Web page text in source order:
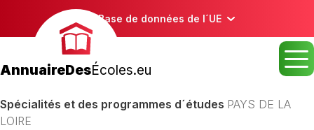
Base de données de l´UE
AnnuaireDesÉcoles.eu
Spécialités et des programmes d´études PAYS DE LA
LOIRE